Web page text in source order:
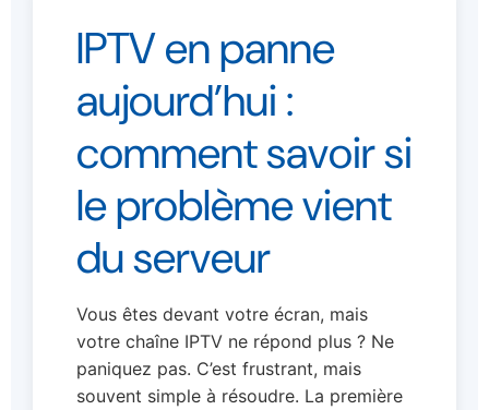
IPTV en panne
aujourd’hui :
comment savoir si
le problème vient
du serveur
Vous êtes devant votre écran, mais
votre chaîne IPTV ne répond plus ? Ne
paniquez pas. C’est frustrant, mais
souvent simple à résoudre. La première